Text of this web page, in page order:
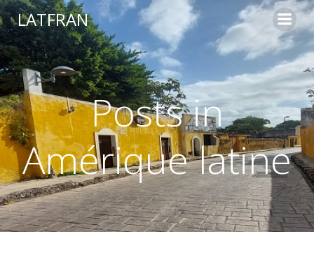
au
contenu
LATFRAN
Posts in
Amérique latine